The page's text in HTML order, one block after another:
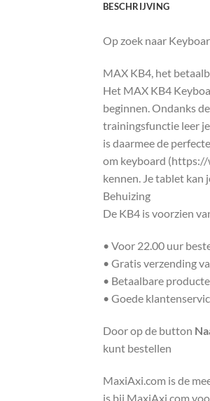
BESCHRIJVING
Op zoek naar
MAX KB4, het
Het MAX KB4
beginnen. Ondanks
trainingsfunctie leer
is daarmee de
om keyboard (https://
kennen. Je tablet kan
Behuizing
De KB4 is voorzien
• Voor 22.00 uur
• Gratis verzending
• Betaalbare
• Goede
Door op de button
kunt bestellen
MaxiAxi.com is de
is bij MaxiAxi.com